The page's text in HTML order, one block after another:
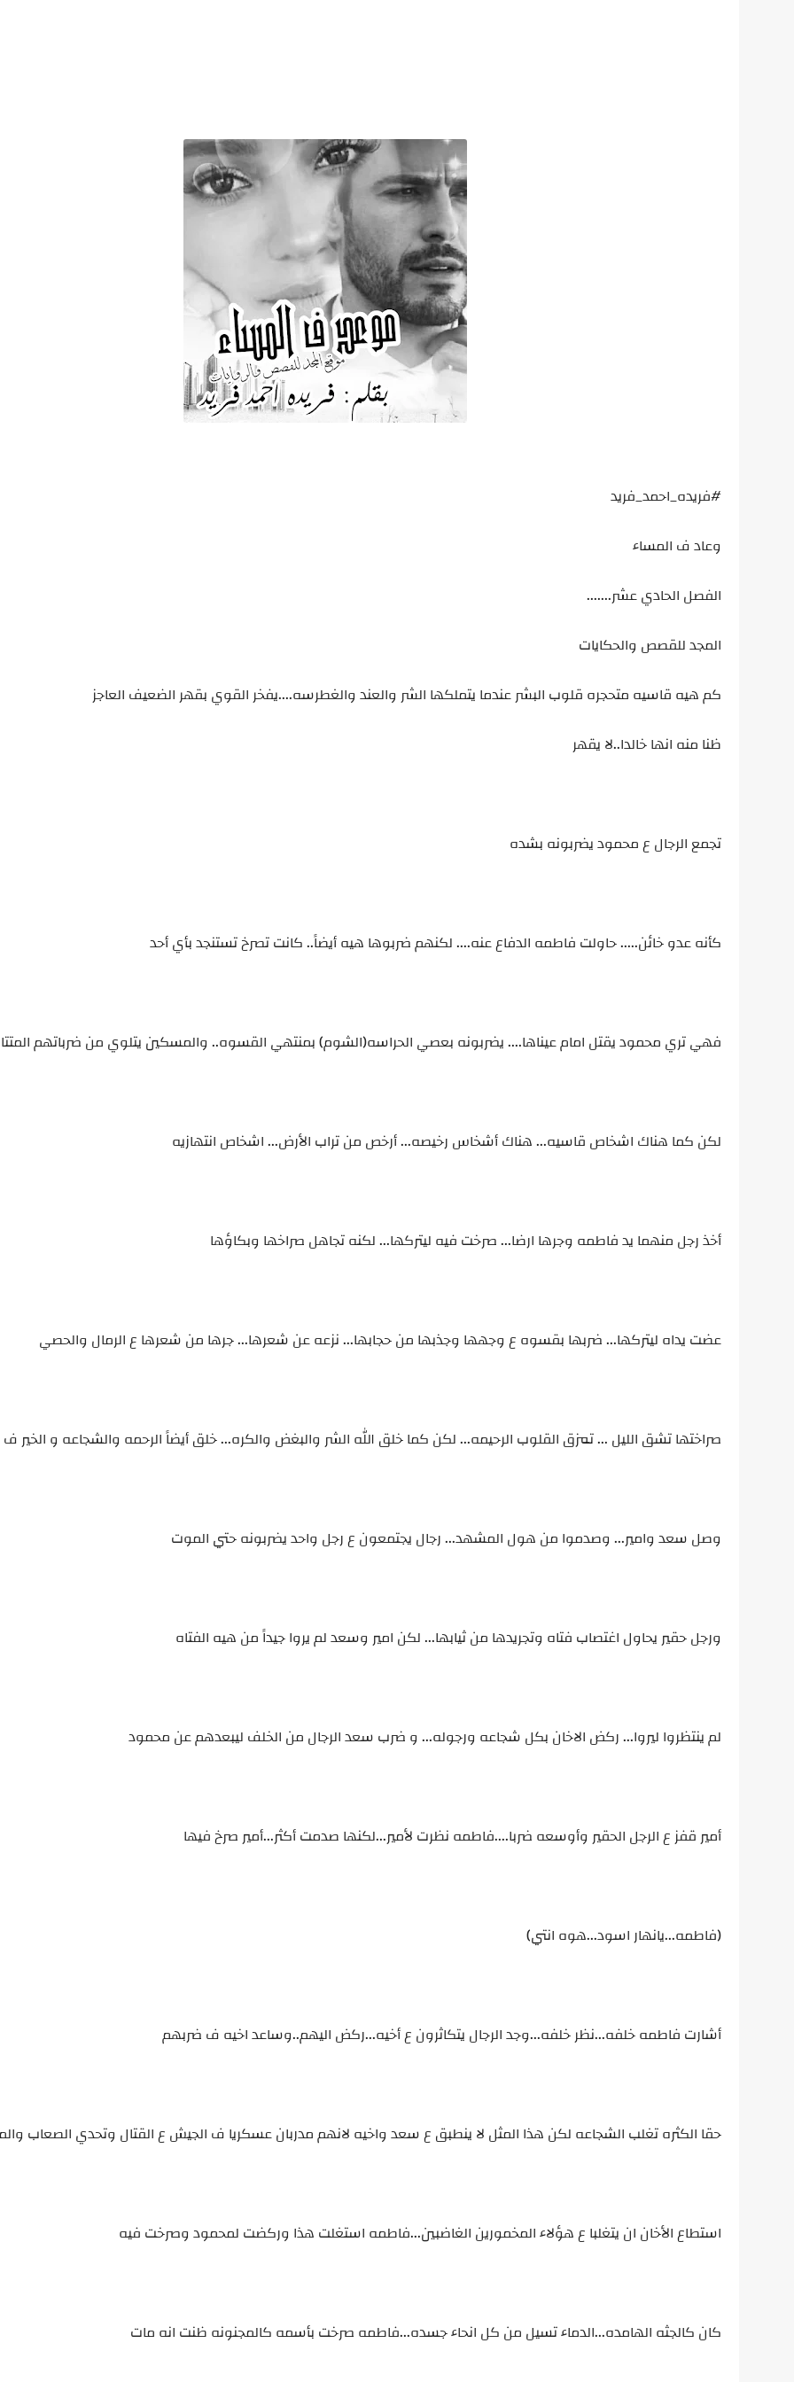
#فريده_احمد_فريد
وعاد ف المساء
الفصل الحادي عشر.......
المجد للقصص والحكايات
كم هيه قاسيه متحجره قلوب البشر عندما يتملكها الشر والعند والغطرسه....يفخر القوي بقهر الضعيف العاجز
ظنا منه انها خالدا..لا يقهر
تجمع الرجال ع محمود يضربونه بشده
كأنه عدو خائن..... حاولت فاطمه الدفاع عنه.... لكنهم ضربوها هيه أيضاً.. كانت تصرخ تستنجد بأي أحد
فهي تري محمود يقتل امام عيناها.... يضربونه بعصي الحراسه(الشوم) بمنتهي القسوه.. والمسكين يتلوي من ضرباتهم
لكن كما هناك اشخاص قاسيه... هناك أشخاس رخيصه... أرخص من تراب الأرض... اشخاص انتهازيه
أخذ رجل منهما يد فاطمه وجرها ارضا... صرخت فيه ليتركها... لكنه تجاهل صراخها وبكاؤها
عضت يداه ليتركها... ضربها بقسوه ع وجهها وجذبها من حجابها... نزعه عن شعرها... جرها من شعرها ع الرمال والحصي
صراختها تشق الليل ... تمزق القلوب الرحيمه... لكن كما خلق الله الشر والبغض والكره... خلق أيضاً الرحمه والشجاعه و
وصل سعد وامير... وصدموا من هول المشهد... رجال يجتمعون ع رجل واحد يضربونه حتي الموت
ورجل حقير يحاول اغتصاب فتاه وتجريدها من ثيابها... لكن امير وسعد لم يروا جيداً من هيه الفتاه
لم ينتظروا ليروا... ركض الاخان بكل شجاعه ورجوله... و ضرب سعد الرجال من الخلف ليبعدهم عن محمود
أمير قفز ع الرجل الحقير وأوسعه ضربا....فاطمه نظرت لأمير...لكنها صدمت أكثر...أمير صرخ فيها
(فاطمه...يانهار اسود...هوه انتي)
أشارت فاطمه خلفه...نظر خلفه...وجد الرجال يتكاثرون ع أخيه...ركض اليهم..وساعد اخيه ف ضربهم
حقا الكثره تغلب الشجاعه لكن هذا المثل لا ينطبق ع سعد واخيه لانهم مدربان عسكريا ف الجيش ع القتال وتحدي الصعاب
استطاع الأخان ان يتغلبا ع هؤلاء المخمورين الغاضبين...فاطمه استغلت هذا وركضت لمحمود وصرخت فيه
كان كالجثه الهامده...الدماء تسيل من كل انحاء جسده...فاطمه صرخت بأسمه كالمجنونه ظنت انه مات